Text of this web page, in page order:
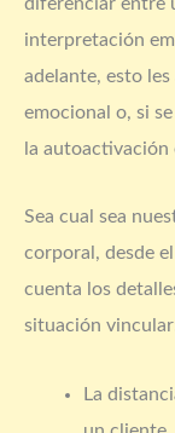
interpretación
adelante, esto
emocional o, si
la autoactivación
Sea cual sea
corporal, desde
cuenta los
situación
La